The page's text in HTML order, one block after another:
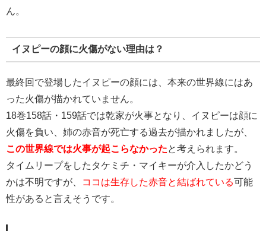
ん。
イヌピーの顔に火傷がない理由は？
最終回で登場したイヌピーの顔には、本来の世界線にはあ
った火傷が描かれていません。
18巻158話・159話では乾家が火事となり、イヌピーは顔に
火傷を負い、姉の赤音が死亡する過去が描かれましたが、
この世界線では火事が起こらなかったと考えられます。
タイムリープをしたタケミチ・マイキーが介入したかどう
かは不明ですが、
ココは生存した赤音と結ばれている可能
性があると言えそうです。